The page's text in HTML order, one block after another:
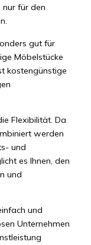
für den
gut für
Möbelstücke
kostengünstige
Flexibilität. Da
werden
und
es Ihnen, den
und
und
Unternehmen